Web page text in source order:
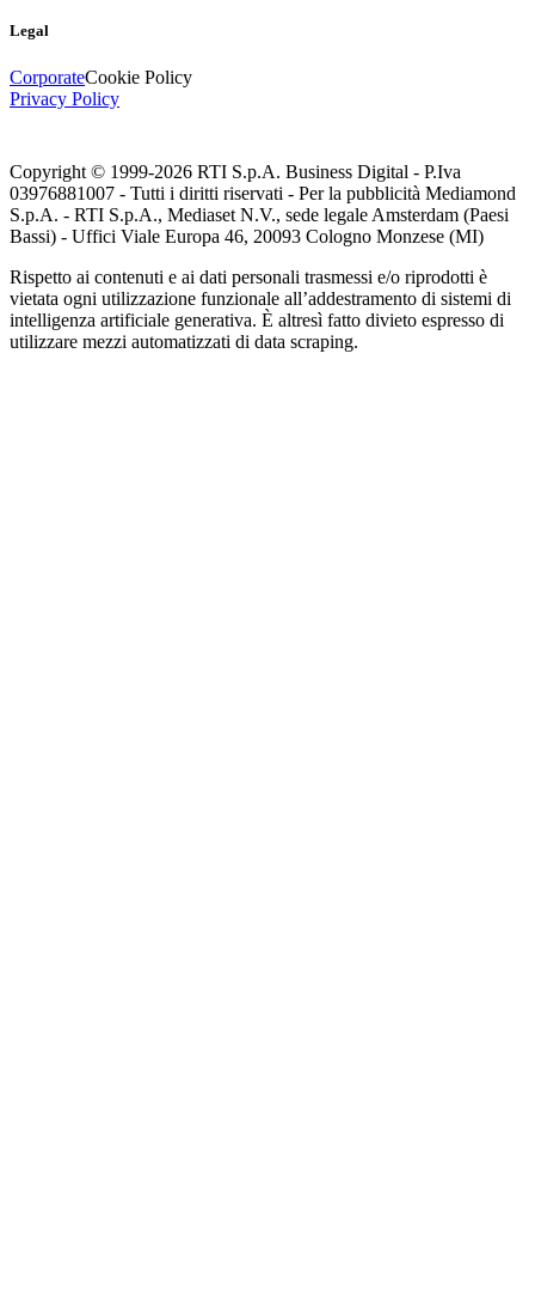
Legal
CorporateCookie Policy
Privacy Policy
Copyright © 1999-2026 RTI S.p.A. Business Digital - P.Iva
03976881007 - Tutti i diritti riservati - Per la pubblicità Mediamond
S.p.A. - RTI S.p.A., Mediaset N.V., sede legale Amsterdam (Paesi
Bassi) - Uffici Viale Europa 46, 20093 Cologno Monzese (MI)
Rispetto ai contenuti e ai dati personali trasmessi e/o riprodotti è
vietata ogni utilizzazione funzionale all’addestramento di sistemi di
intelligenza artificiale generativa. È altresì fatto divieto espresso di
utilizzare mezzi automatizzati di data scraping.